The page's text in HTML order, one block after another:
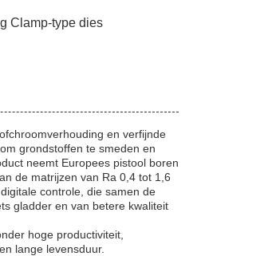
Clamp-type dies
en verfijnde
grondstoffen te smeden en
neemt Europees pistool boren
de matrijzen van Ra 0,4 tot 1,6
controle, die samen de
gladder en van betere kwaliteit
hoge productiviteit,
lange levensduur.